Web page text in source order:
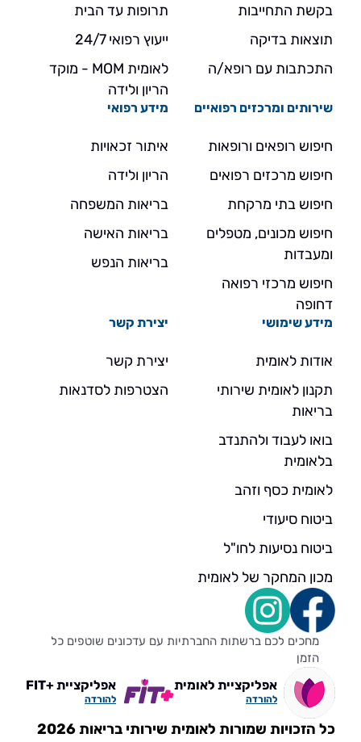
בקשת התחייבות
תוצאות בדיקה
התכתבות עם רופא/ה
תרופות עד הבית
ייעוץ רפואי 24/7
לאומית MOM - מוקד
הריון ולידה
שירותים ומרכזים רפואיים
חיפוש רופאים ורופאות
חיפוש מרכזים רפואים
חיפוש בתי מרקחת
חיפוש מכונים, מטפלים
ומעבדות
חיפוש מרכזי רפואה
דחופה
מידע רפואי
איתור זכאויות
הריון ולידה
בריאות המשפחה
בריאות האישה
בריאות הנפש
מידע שימושי
אודות לאומית
תקנון לאומית שירותי
בריאות
בואו לעבוד ולהתנדב
בלאומית
לאומית כסף וזהב
ביטוח סיעודי
ביטוח נסיעות לחו"ל
מכון המחקר של לאומית
יצירת קשר
יצירת קשר
הצטרפות לסדנאות
מחכים לכם ברשתות החברתיות עם עדכונים שוטפים כל
הזמן
אפליקציית לאומית
להורדה
אפליקציית +FIT
להורדה
כל הזכויות שמורות לאומית שירותי בריאות 2026